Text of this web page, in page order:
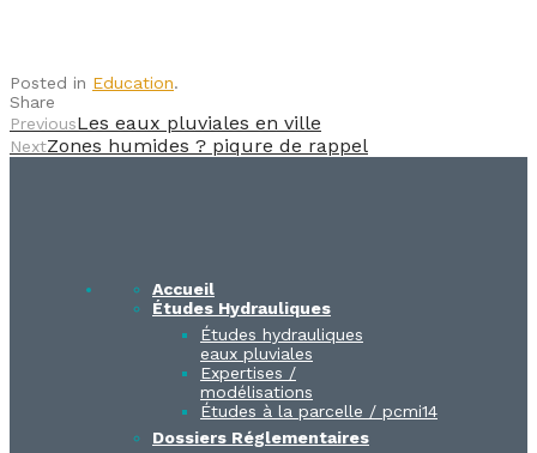
Posted in Education.
Share
PreviousLes eaux pluviales en ville
NextZones humides ? piqure de rappel
Accueil
Études Hydrauliques
Études hydrauliques
eaux pluviales
Expertises /
modélisations
Études à la parcelle / pcmi14​
Dossiers Réglementaires